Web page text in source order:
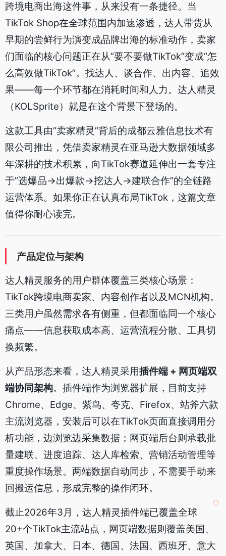
跨境电商出海这件事，从来没有一条捷径。当
TikTok Shop在全球范围内加速渗透，达人带货从
早期的尝鲜行为演变成品牌出海的标准动作，卖家
们面临的核心问题正在从”要不要做TikTok”变成”怎
么高效做TikTok”。找达人、谈合作、出内容、追效
果——每一个环节都在消耗时间和人力。达人精灵
（KOLSprite）就是在这个背景下登场的。
这款工具由”卖家精灵”背后的成都云雅信息技术有
限公司推出，凭借卖家精灵在亚马逊大数据领域多
年深耕的技术积累，向TikTok赛道延伸出一套专注
于”选爆品→出爆款→挖达人→建联合作”的全链路
运营体系。如果你正在认真布局TikTok，这篇文章
值得你耐心读完。
产品定位与架构
达人精灵服务的用户群体覆盖三类核心场景：
TikTok跨境电商卖家、内容创作者以及MCN机构。
三类用户虽然需求各有侧重，但都面临同一个核心
痛点——信息获取成本高、运营流程分散、工具切
换频繁。
从产品形态来看，达人精灵采用插件端 + 网页端双
端协同架构。插件端作为浏览器扩展，目前支持
Chrome、Edge、紫鸟、夸克、Firefox、站斧六款
主流浏览器，安装后可以在TikTok页面直接调用分
析功能，边浏览边采集数据；网页端后台则承载批
量建联、进度追踪、达人库检索、营销活动管理等
重度操作场景。两端数据自动同步，不需要手动来
回搬运信息，形成完整的操作闭环。
截止2026年3月，达人精灵插件端已覆盖全球
20+个TikTok主流站点，网页端数据则覆盖美国、
英国、加拿大、日本、德国、法国、西班牙、意大